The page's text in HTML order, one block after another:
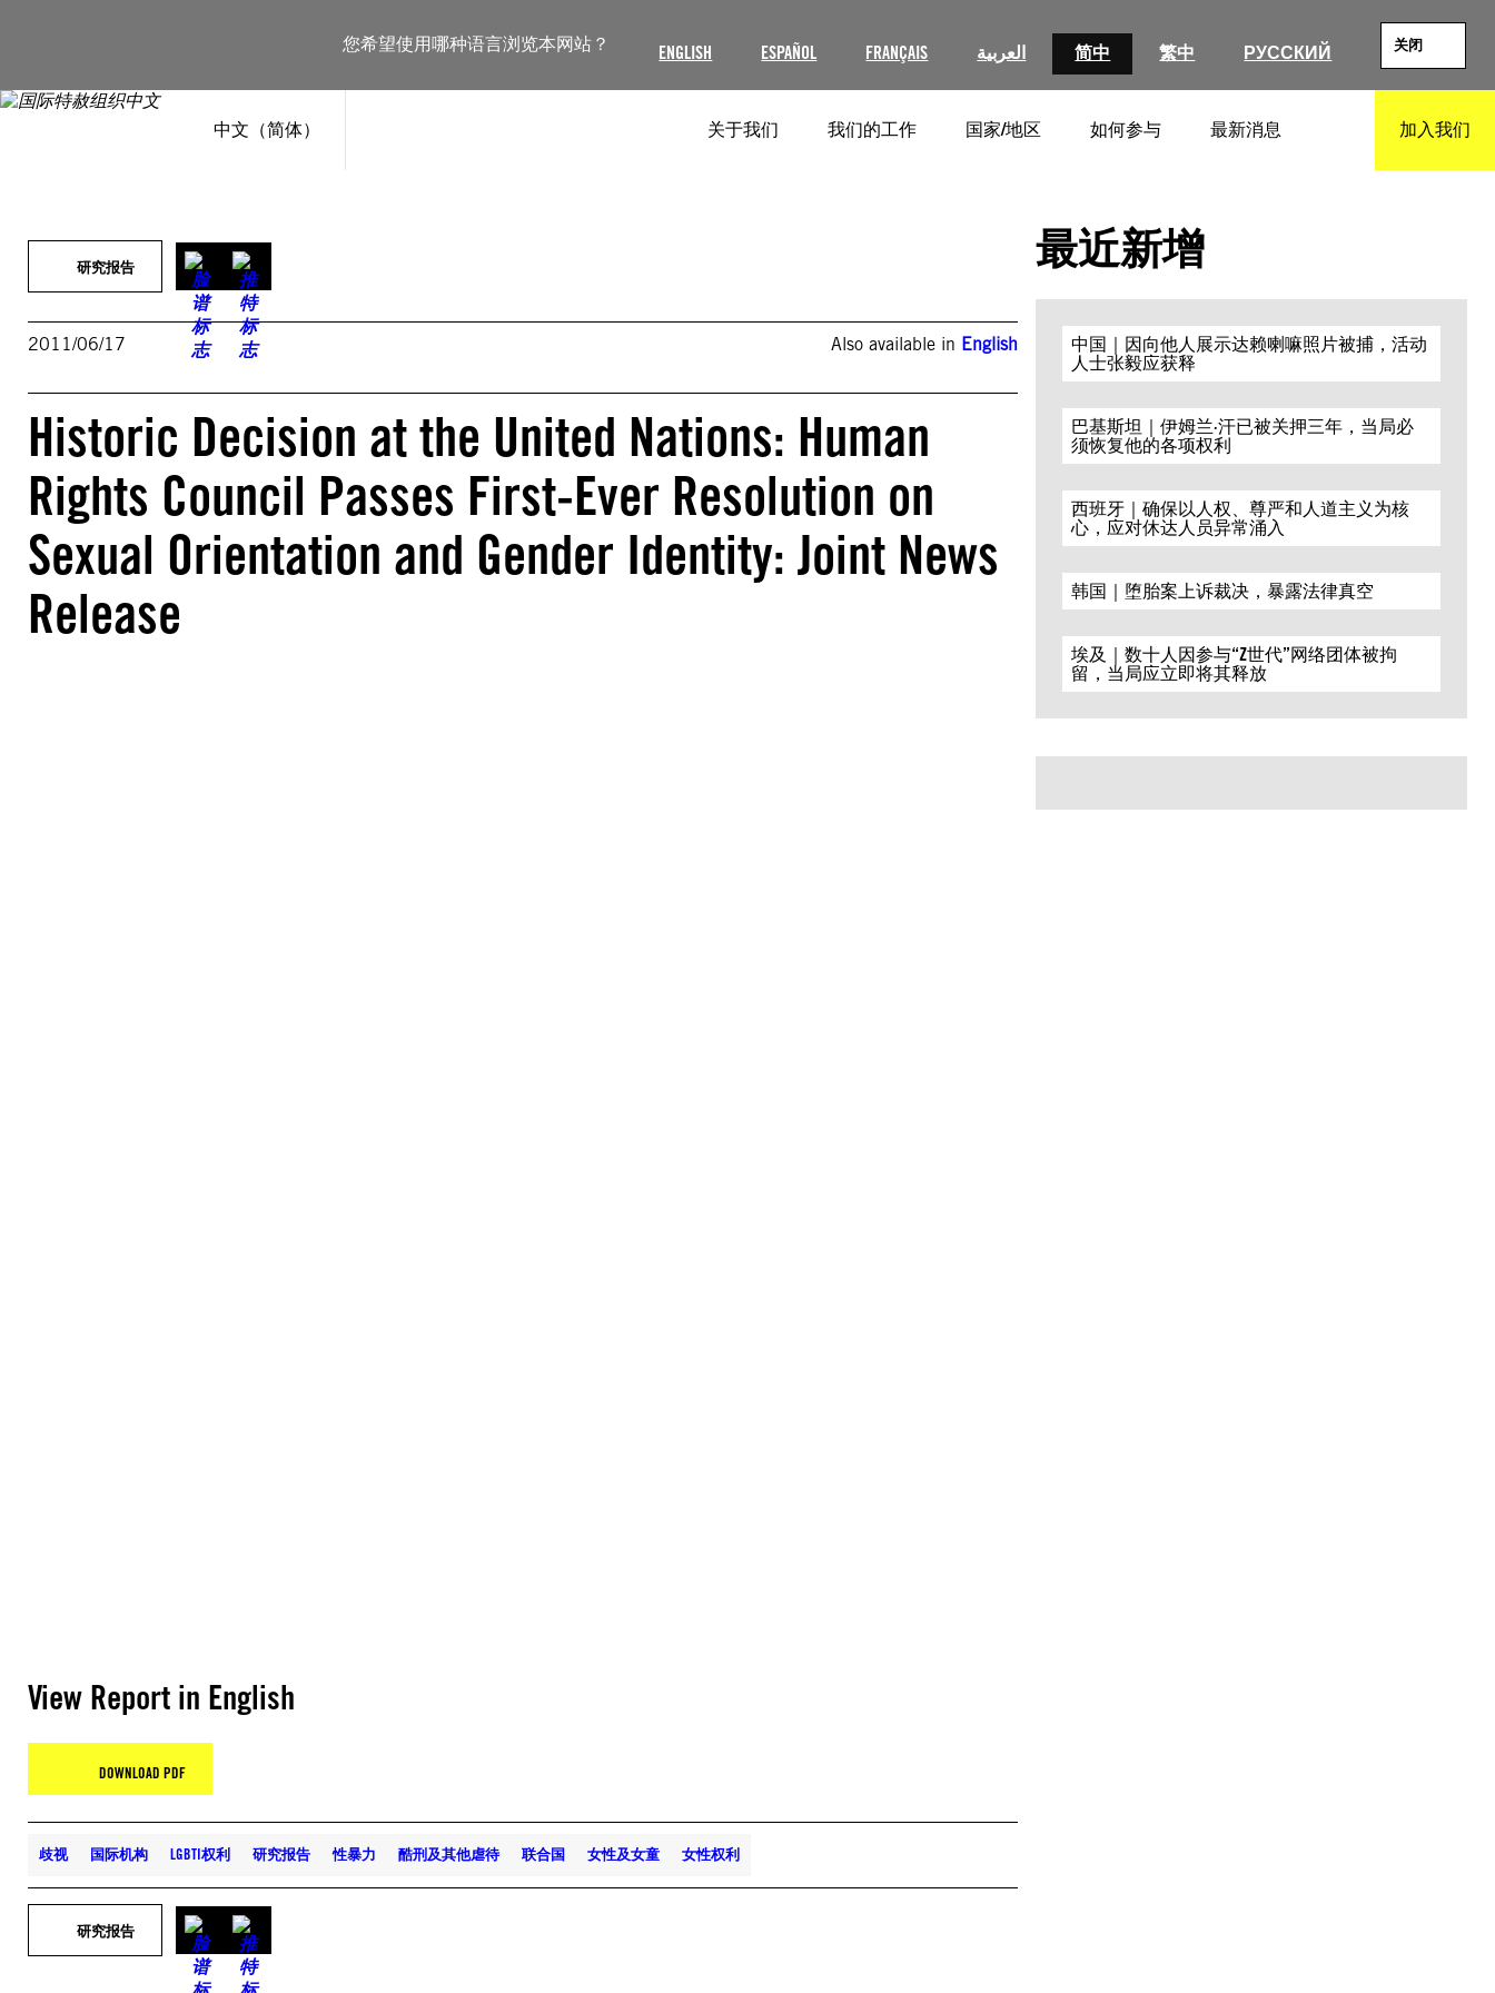
您希望使用哪种语言浏览本网站？ ENGLISH ESPAÑOL FRANÇAIS العربية 简中 繁中 РУССКИЙ 关闭
中文（简体） 关于我们 我们的工作 国家/地区 如何参与 最新消息 加入我们
研究报告
2011/06/17 Also available in English
Historic Decision at the United Nations: Human
Rights Council Passes First-Ever Resolution on
Sexual Orientation and Gender Identity: Joint News
Release
View Report in English
DOWNLOAD PDF
歧视 国际机构 LGBTI权利 研究报告 性暴力 酷刑及其他虐待 联合国 女性及女童 女性权利
研究报告
最近新增
中国｜因向他人展示达赖喇嘛照片被捕，活动
人士张毅应获释
巴基斯坦｜伊姆兰·汗已被关押三年，当局必
须恢复他的各项权利
西班牙｜确保以人权、尊严和人道主义为核
心，应对休达人员异常涌入
韩国｜堕胎案上诉裁决，暴露法律真空
埃及｜数十人因参与“Z世代”网络团体被拘
留，当局应立即将其释放